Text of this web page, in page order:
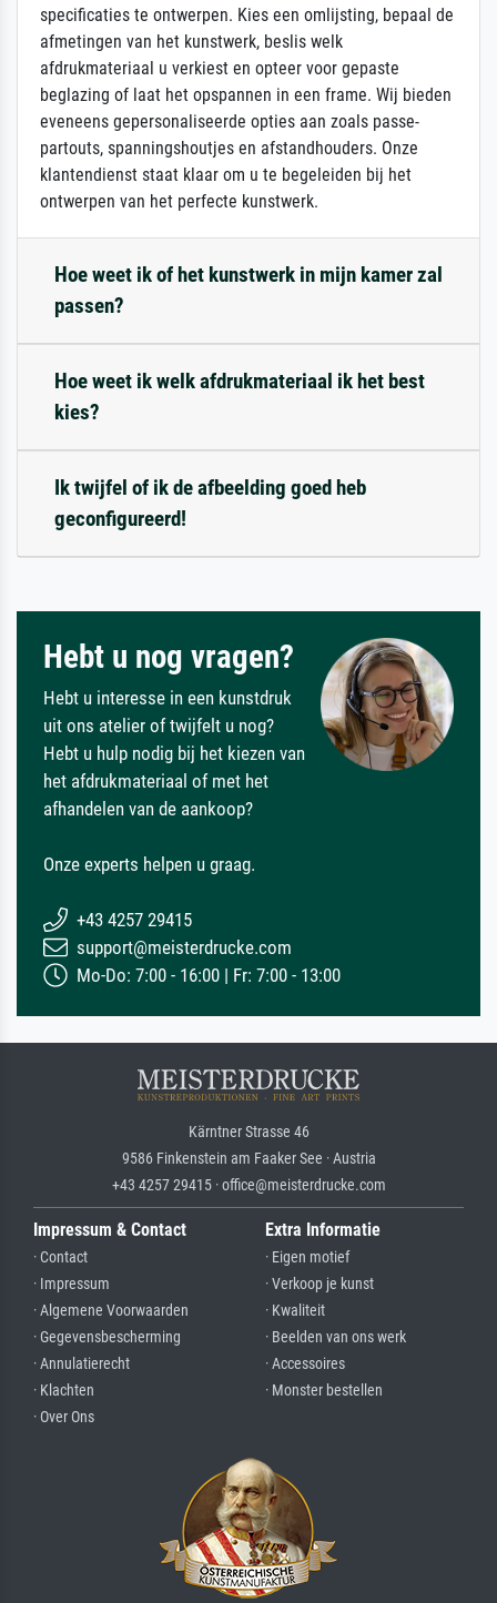
specificaties te ontwerpen. Kies een omlijsting, bepaal de
afmetingen van het kunstwerk, beslis welk
afdrukmateriaal u verkiest en opteer voor gepaste
beglazing of laat het opspannen in een frame. Wij bieden
eveneens gepersonaliseerde opties aan zoals passe-
partouts, spanningshoutjes en afstandhouders. Onze
klantendienst staat klaar om u te begeleiden bij het
ontwerpen van het perfecte kunstwerk.
Hoe weet ik of het kunstwerk in mijn kamer zal
passen?
Hoe weet ik welk afdrukmateriaal ik het best
kies?
Ik twijfel of ik de afbeelding goed heb
geconfigureerd!
Hebt u nog vragen?
Hebt u interesse in een kunstdruk
uit ons atelier of twijfelt u nog?
Hebt u hulp nodig bij het kiezen van
het afdrukmateriaal of met het
afhandelen van de aankoop?
Onze experts helpen u graag.
+43 4257 29415
support@meisterdrucke.com
Mo-Do: 7:00 - 16:00 | Fr: 7:00 - 13:00
Kärntner Strasse 46
9586 Finkenstein am Faaker See · Austria
+43 4257 29415 · office@meisterdrucke.com
Impressum & Contact
· Contact
· Impressum
· Algemene Voorwaarden
· Gegevensbescherming
· Annulatierecht
· Klachten
· Over Ons
Extra Informatie
· Eigen motief
· Verkoop je kunst
· Kwaliteit
· Beelden van ons werk
· Accessoires
· Monster bestellen